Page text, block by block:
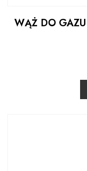
WĄŻ DO